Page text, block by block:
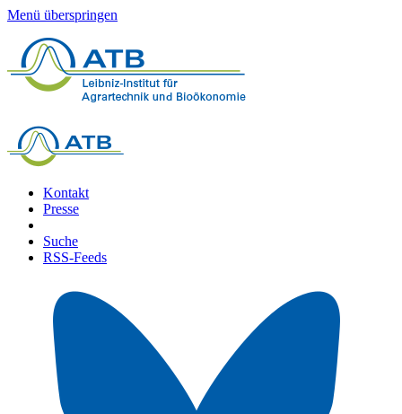
Menü überspringen
Kontakt
Presse
Suche
RSS-Feeds